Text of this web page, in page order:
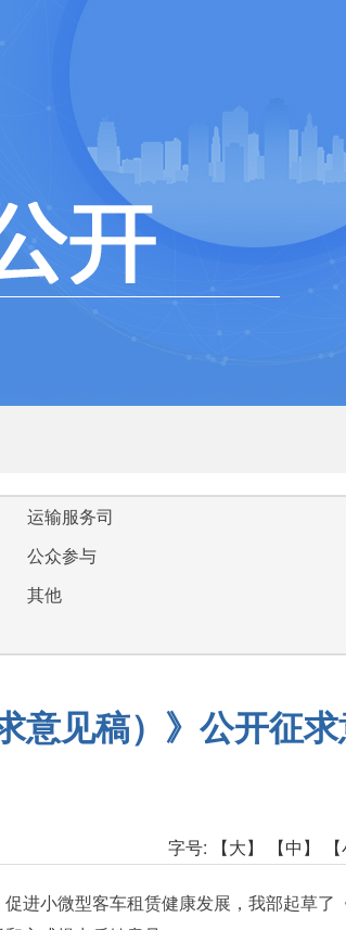
运输服务司
公众参与
其他
意见稿）》公开征
字号: 【大】 【中】
小微型客车租赁健康发展，我部起草了